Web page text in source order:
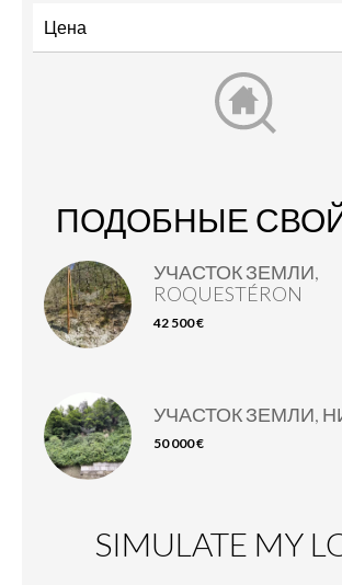
ПОДОБНЫЕ
УЧАСТОК ЗЕМЛИ,
ROQUESTÉRON
42 500 €
УЧАСТОК ЗЕМЛИ,
50 000 €
SIMULATE MY